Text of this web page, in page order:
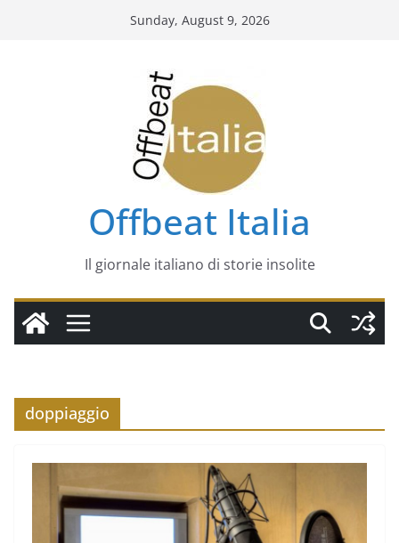
Sunday, August 9, 2026
Offbeat Italia
Il giornale italiano di storie insolite
doppiaggio